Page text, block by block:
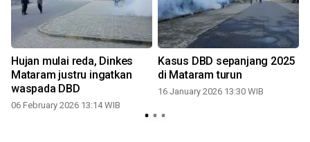
Hujan mulai reda, Dinkes
Mataram justru ingatkan
waspada DBD
06 February 2026 13:14 WIB
Kasus DBD sepanjang 2025
di Mataram turun
16 January 2026 13:30 WIB